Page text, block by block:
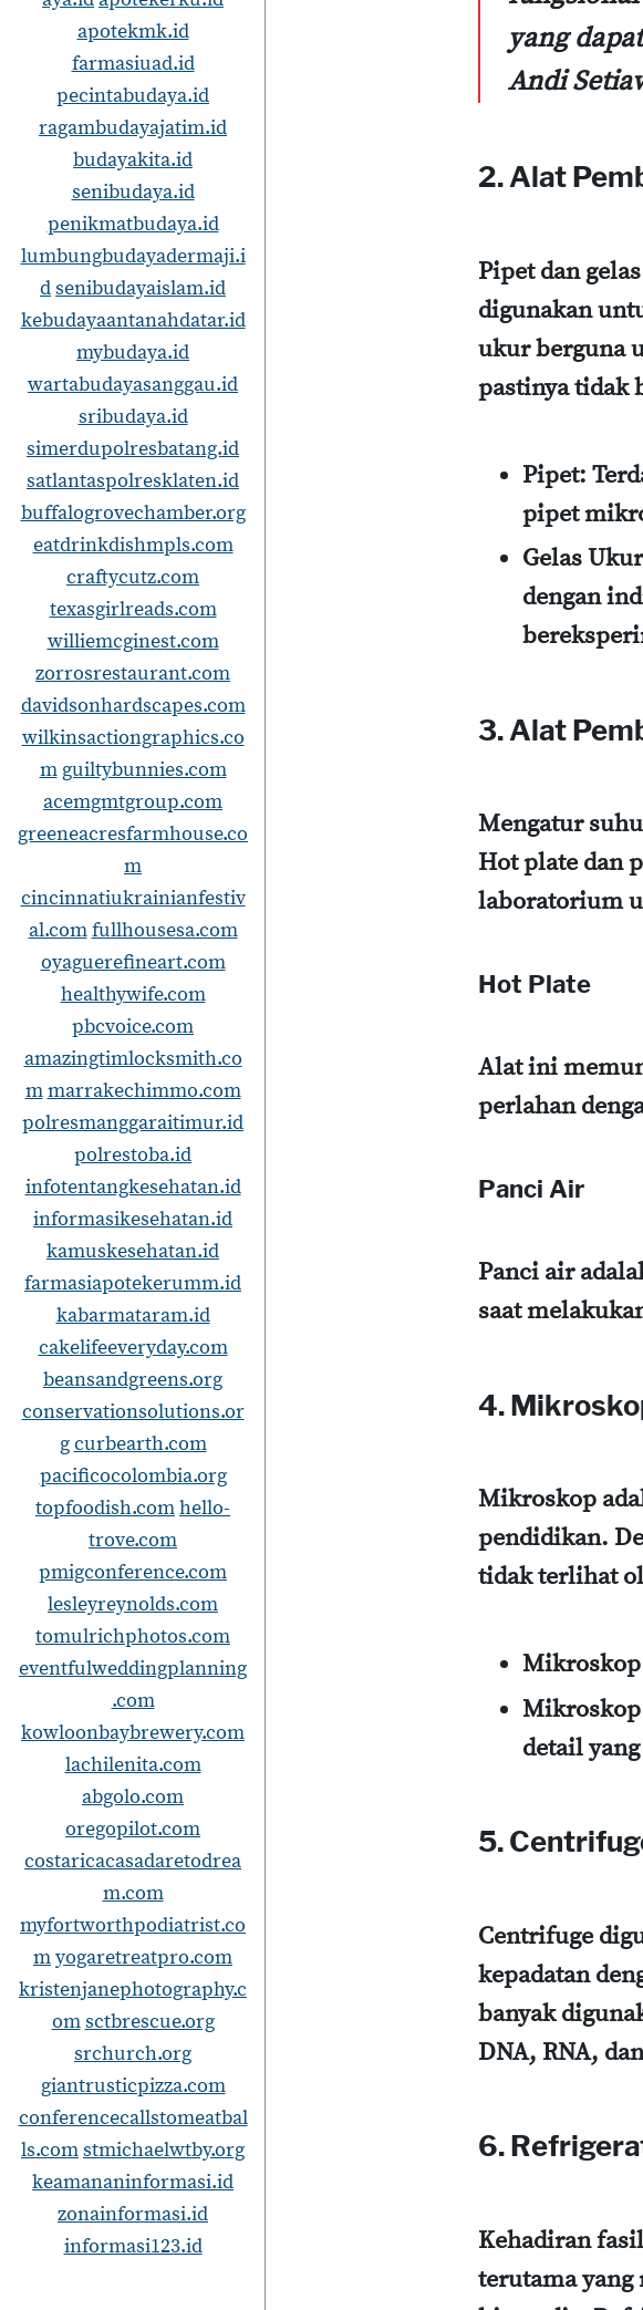
apotekmk.id
farmasiuad.id
pecintabudaya.id
ragambudayajatim.id
budayakita.id
senibudaya.id
penikmatbudaya.id
lumbungbudayadermaji.i
dsenibudayaislam.id
kebudayaantanahdatar.id
mybudaya.id
wartabudayasanggau.id
sribudaya.id
simerdupolresbatang.id
satlantaspolresklaten.id
buffalogrovechamber.org
eatdrinkdishmpls.com
craftycutz.com
texasgirlreads.com
williemcginest.com
zorrosrestaurant.com
davidsonhardscapes.com
wilkinsactiongraphics.co
m guiltybunnies.com
acemgmtgroup.com
greeneacresfarmhouse.co
m
cincinnatiukrainianfestiv
al.comfullhousesa.com
oyaguerefineart.com
healthywife.com
pbcvoice.com
amazingtimlocksmith.co
mmarrakechimmo.com
polresmanggaraitimur.id
polrestoba.id
infotentangkesehatan.id
informasikesehatan.id
kamuskesehatan.id
farmasiapotekerumm.id
kabarmataram.id
cakelifeeveryday.com
beansandgreens.org
conservationsolutions.or
gcurbearth.com
pacificocolombia.org
topfoodish.comhello-
trove.com
pmigconference.com
lesleyreynolds.com
tomulrichphotos.com
eventfulweddingplanning
.com
kowloonbaybrewery.com
lachilenita.com
abgolo.com
oregopilot.com
costaricacasadaretodrea
m.com
myfortworthpodiatrist.co
myogaretreatpro.com
kristenjanephotography.c
omsctbrescue.org
srchurch.org
giantrusticpizza.com
conferencecallstomeatbal
ls.comstmichaelwtby.org
keamananinformasi.id
zonainformasi.id
informasi123.id
yang
Andi
2. Alat
Pipet dan
digunakan
ukur berguna
pastinya tidak
Pipet:
pipet
Gelas Ukur
dengan
3. Alat
Mengatur
Hot plate dan
laboratorium
Hot Plate
Alat ini
perlahan
Panci Air
Panci air
saat
4.
Mikroskop
pendidikan.
tidak terlihat
detail
5.
Centrifuge
kepadatan
banyak
DNA, RNA,
6.
Kehadiran
terutama